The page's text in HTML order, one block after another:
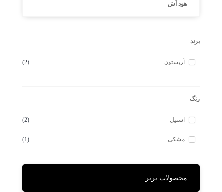
هود آش
برند
آریستون (2)
رنگ
استیل (2)
مشکی (1)
محصولات برتر